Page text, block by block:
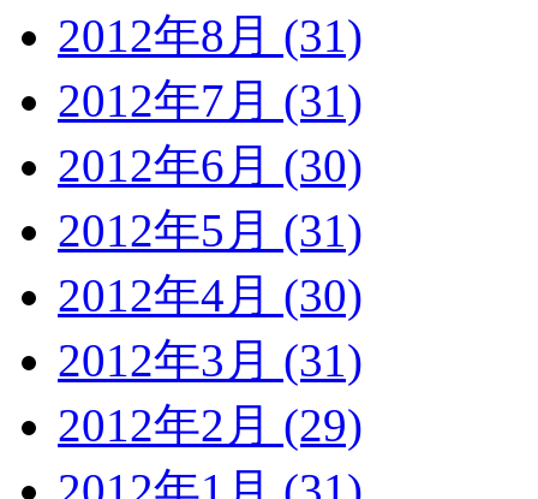
2012年8月 (31)
2012年7月 (31)
2012年6月 (30)
2012年5月 (31)
2012年4月 (30)
2012年3月 (31)
2012年2月 (29)